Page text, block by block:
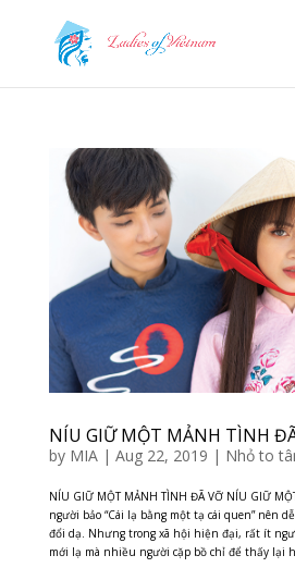
NÍU GIỮ MỘT MẢNH TÌNH
by MIA| Aug 22, 2019 | Nhỏ to
NÍU GIỮ MỘT MẢNH TÌNH ĐÃ VỠ NÍU GIỮ
người bảo “Cái lạ bằng một tạ cái quen” nên
đổi dạ. Nhưng trong xã hội hiện đại, rất ít
mới lạ mà nhiều người cặp bồ chỉ để thấy lại